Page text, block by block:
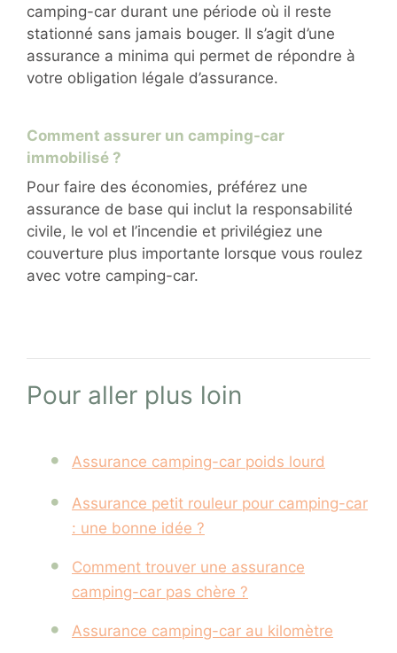
camping-car durant une période où il reste
stationné sans jamais bouger. Il s’agit d’une
assurance a minima qui permet de répondre à
votre obligation légale d’assurance.
Comment assurer un camping-car
immobilisé ?
Pour faire des économies, préférez une
assurance de base qui inclut la responsabilité
civile, le vol et l’incendie et privilégiez une
couverture plus importante lorsque vous roulez
avec votre camping-car.
Pour aller plus loin
Assurance camping-car poids lourd
Assurance petit rouleur pour camping-car
: une bonne idée ?
Comment trouver une assurance
camping-car pas chère ?
Assurance camping-car au kilomètre